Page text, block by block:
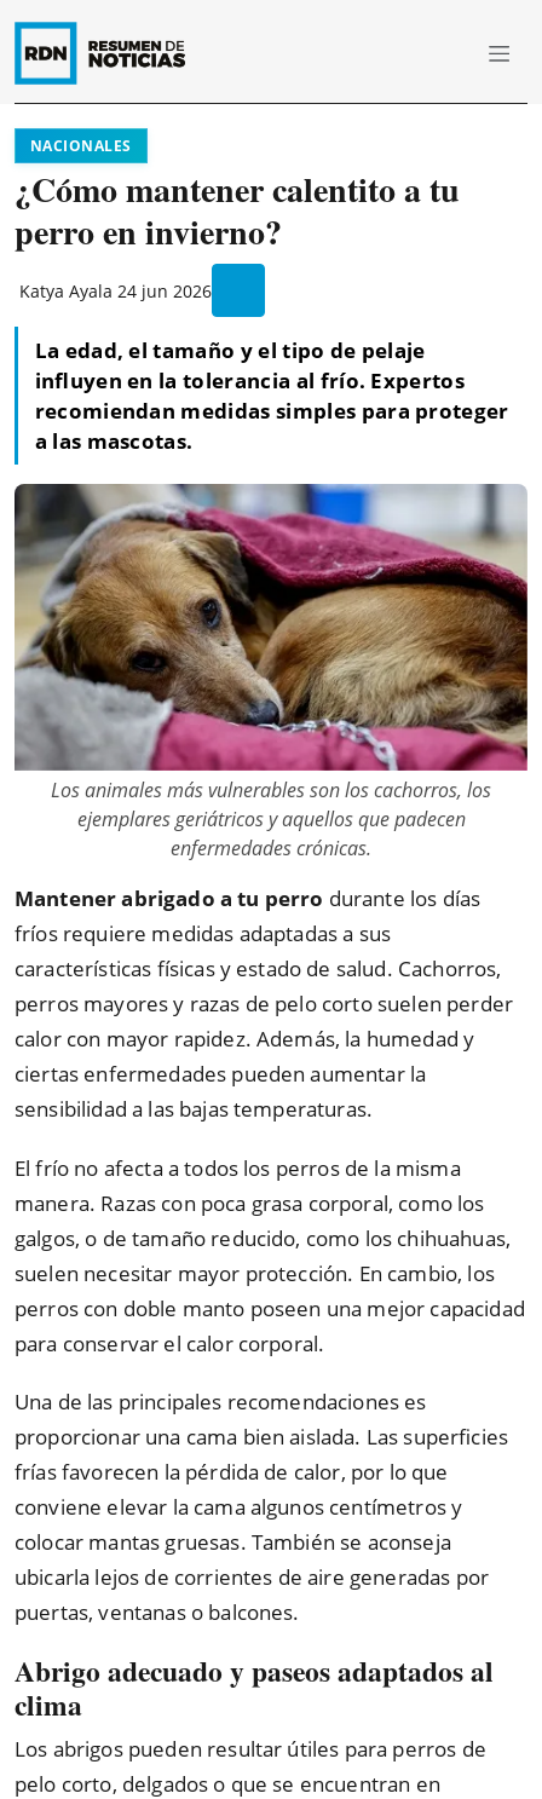
NACIONALES
¿Cómo mantener calentito a tu
perro en invierno?
Katya Ayala 24 jun 2026
La edad, el tamaño y el tipo de pelaje
influyen en la tolerancia al frío. Expertos
recomiendan medidas simples para proteger
a las mascotas.
Los animales más vulnerables son los cachorros, los
ejemplares geriátricos y aquellos que padecen
enfermedades crónicas.
Mantener abrigado a tu perro durante los días
fríos requiere medidas adaptadas a sus
características físicas y estado de salud. Cachorros,
perros mayores y razas de pelo corto suelen perder
calor con mayor rapidez. Además, la humedad y
ciertas enfermedades pueden aumentar la
sensibilidad a las bajas temperaturas.
El frío no afecta a todos los perros de la misma
manera. Razas con poca grasa corporal, como los
galgos, o de tamaño reducido, como los chihuahuas,
suelen necesitar mayor protección. En cambio, los
perros con doble manto poseen una mejor capacidad
para conservar el calor corporal.
Una de las principales recomendaciones es
proporcionar una cama bien aislada. Las superficies
frías favorecen la pérdida de calor, por lo que
conviene elevar la cama algunos centímetros y
colocar mantas gruesas. También se aconseja
ubicarla lejos de corrientes de aire generadas por
puertas, ventanas o balcones.
Abrigo adecuado y paseos adaptados al
clima
Los abrigos pueden resultar útiles para perros de
pelo corto, delgados o que se encuentran en